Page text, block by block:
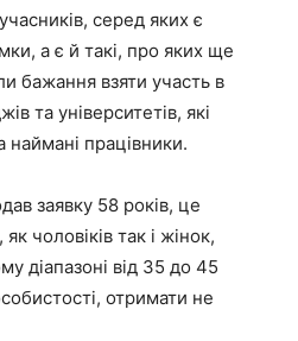
серед яких є
а є й такі, про яких ще
бажання взяти участь в
та університетів, які
наймані працівники.
заявку 58 років, це
чоловіків так і жінок,
діапазоні від 35 до 45
отримати не